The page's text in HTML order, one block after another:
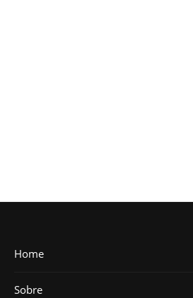
Home
Sobre